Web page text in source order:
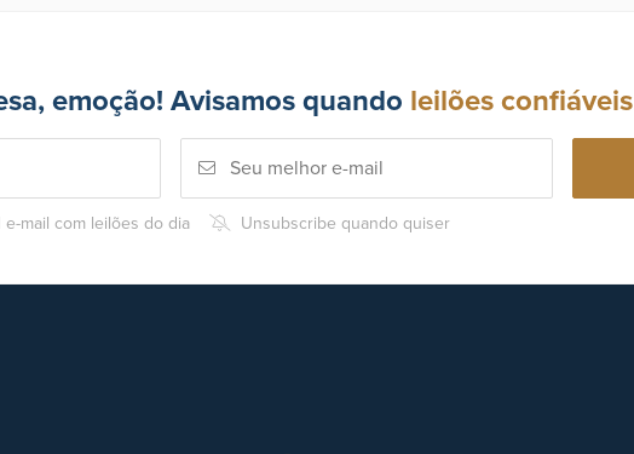
emoção! Avisamos quando leilões confiáveis
e-mail com leilões do dia Unsubscribe quando quiser